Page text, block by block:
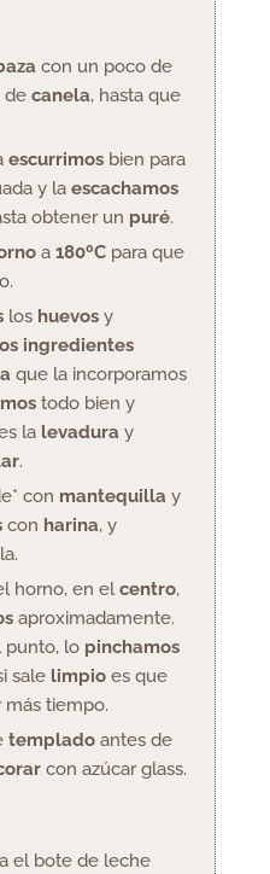
con un poco de
de canela, hasta que
escurrimos bien para
y la escachamos
obtener un puré.
a 180ºC para que
los huevos y
ingredientes
que la incorporamos
todo bien y
la levadura y
.
con mantequilla y
con harina, y
horno, en elcentro,
aproximadamente.
punto, lo pinchamos
sale limpio es que
más tiempo.
templado antes de
con azúcar glass.
el bote de leche